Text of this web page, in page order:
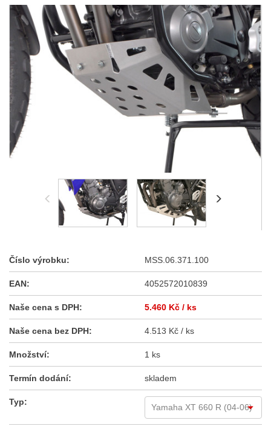
Číslo výrobku: MSS.06.371.100
EAN: 4052572010839
Naše cena s DPH: 5.460 Kč / ks
Naše cena bez DPH: 4.513 Kč / ks
Množství: 1 ks
Termín dodání: skladem
Typ: